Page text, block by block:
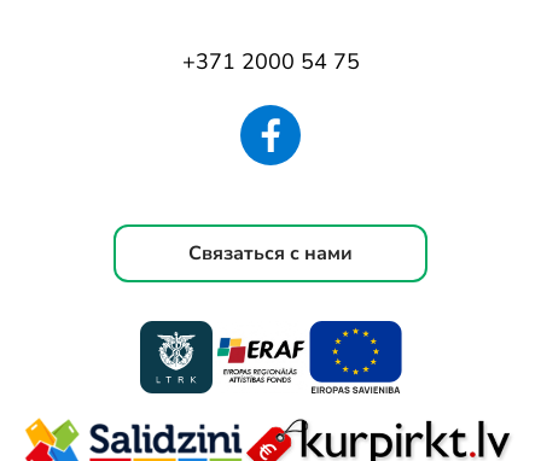
+371 2000 54 75
Связаться с нами